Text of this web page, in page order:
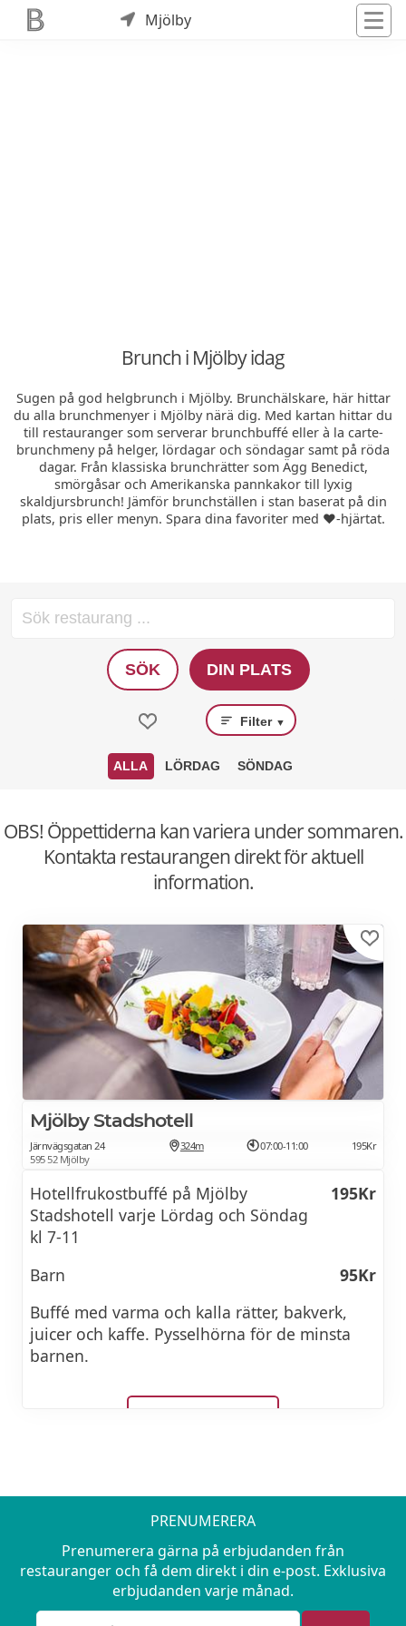
Mjölby
Brunch i Mjölby idag
Sugen på god helgbrunch i Mjölby. Brunchälskare, här hittar
du alla brunchmenyer i Mjölby närä dig. Med kartan hittar du
till restauranger som serverar brunchbuffé eller à la carte-
brunchmeny på helger, lördagar och söndagar samt på röda
dagar. Från klassiska brunchrätter som Ägg Benedict,
smörgåsar och Amerikanska pannkakor till lyxig
skaldjursbrunch! Jämför brunchställen i stan baserat på din
plats, pris eller menyn. Spara dina favoriter med ❤️-hjärtat.
SÖK DIN PLATS
Filter ▼
ALLA LÖRDAG SÖNDAG
OBS! Öppettiderna kan variera under sommaren.
Kontakta restaurangen direkt för aktuell
information.
Mjölby Stadshotell
Järnvägsgatan 24
595 52 Mjölby
324m 07:00-11:00 195Kr
Hotellfrukostbuffé på Mjölby
Stadshotell varje Lördag och Söndag
kl 7-11
195Kr
Barn
95Kr
Buffé med varma och kalla rätter, bakverk,
juicer och kaffe. Pysselhörna för de minsta
barnen.
PRENUMERERA
Prenumerera gärna på erbjudanden från
restauranger och få dem direkt i din e-post. Exklusiva
erbjudanden varje månad.